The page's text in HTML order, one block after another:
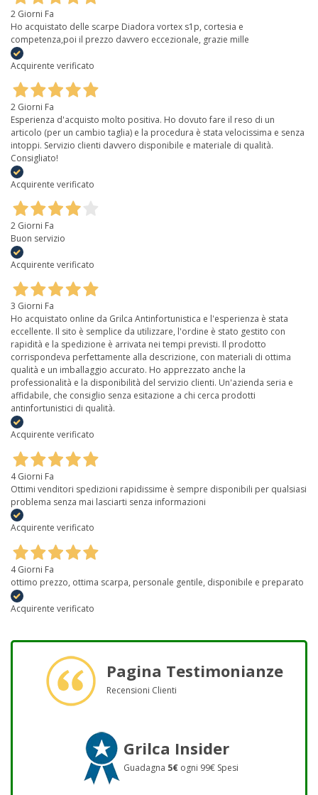
2 Giorni Fa
Ho acquistato delle scarpe Diadora vortex s1p, cortesia e
competenza,poi il prezzo davvero eccezionale, grazie mille
Acquirente verificato
2 Giorni Fa
Esperienza d'acquisto molto positiva. Ho dovuto fare il reso di un
articolo (per un cambio taglia) e la procedura è stata velocissima e senza
intoppi. Servizio clienti davvero disponibile e materiale di qualità.
Consigliato!
Acquirente verificato
2 Giorni Fa
Buon servizio
Acquirente verificato
3 Giorni Fa
Ho acquistato online da Grilca Antinfortunistica e l'esperienza è stata
eccellente. Il sito è semplice da utilizzare, l'ordine è stato gestito con
rapidità e la spedizione è arrivata nei tempi previsti. Il prodotto
corrispondeva perfettamente alla descrizione, con materiali di ottima
qualità e un imballaggio accurato. Ho apprezzato anche la
professionalità e la disponibilità del servizio clienti. Un'azienda seria e
affidabile, che consiglio senza esitazione a chi cerca prodotti
antinfortunistici di qualità.
Acquirente verificato
4 Giorni Fa
Ottimi venditori spedizioni rapidissime è sempre disponibili per qualsiasi
problema senza mai lasciarti senza informazioni
Acquirente verificato
4 Giorni Fa
ottimo prezzo, ottima scarpa, personale gentile, disponibile e preparato
Acquirente verificato
Pagina Testimonianze
Recensioni Clienti
Grilca Insider
Guadagna 5€ ogni 99€ Spesi